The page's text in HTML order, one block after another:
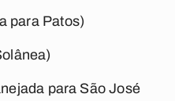
para Patos)
para São José